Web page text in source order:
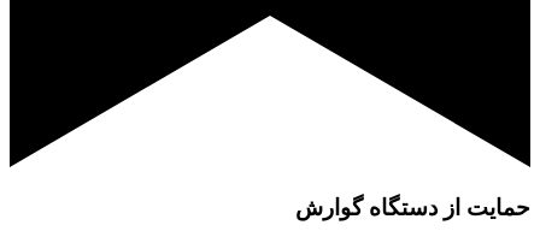
حمایت از دستگاه گوارش